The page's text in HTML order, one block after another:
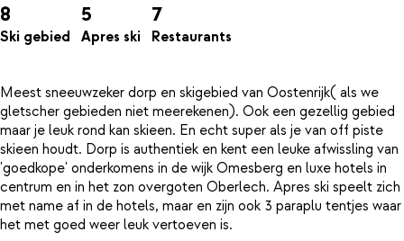
8
Ski gebied
5
Apres ski
7
Restaurants
Meest sneeuwzeker dorp en skigebied van Oostenrijk( als we
gletscher gebieden niet meerekenen). Ook een gezellig gebied
maar je leuk rond kan skieen. En echt super als je van off piste
skieen houdt. Dorp is authentiek en kent een leuke afwissling van
'goedkope' onderkomens in de wijk Omesberg en luxe hotels in
centrum en in het zon overgoten Oberlech. Apres ski speelt zich
met name af in de hotels, maar en zijn ook 3 paraplu tentjes waar